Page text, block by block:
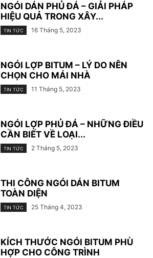
NGÓI DÁN PHỦ ĐÁ – GIẢI PHÁP
HIỆU QUẢ TRONG XÂY...
TIN TỨC 16 Tháng 5, 2023
NGÓI LỢP BITUM – LÝ DO NÊN
CHỌN CHO MÁI NHÀ
TIN TỨC 11 Tháng 5, 2023
NGÓI LỢP PHỦ ĐÁ – NHỮNG ĐIỀU
CẦN BIẾT VỀ LOẠI...
TIN TỨC 2 Tháng 5, 2023
THI CÔNG NGÓI DÁN BITUM
TOÀN DIỆN
TIN TỨC 25 Tháng 4, 2023
KÍCH THƯỚC NGÓI BITUM PHÙ
HỢP CHO CÔNG TRÌNH